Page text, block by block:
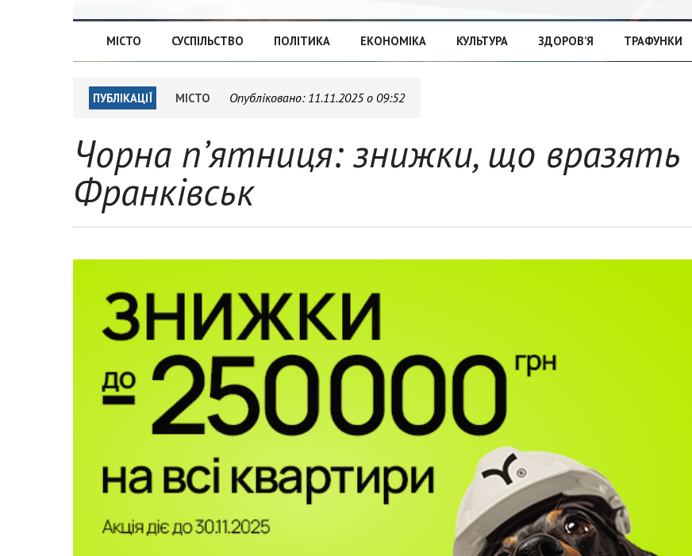
МІСТО СУСПІЛЬСТВО ПОЛІТИКА ЕКОНОМІКА КУЛЬТУРА ЗДОРОВ’Я ТРАФУНКИ
ПУБЛІКАЦІЇ МІСТО Опубліковано: 11.11.2025 о 09:52
Чорна п’ятниця: знижки, що вразять
Франківськ